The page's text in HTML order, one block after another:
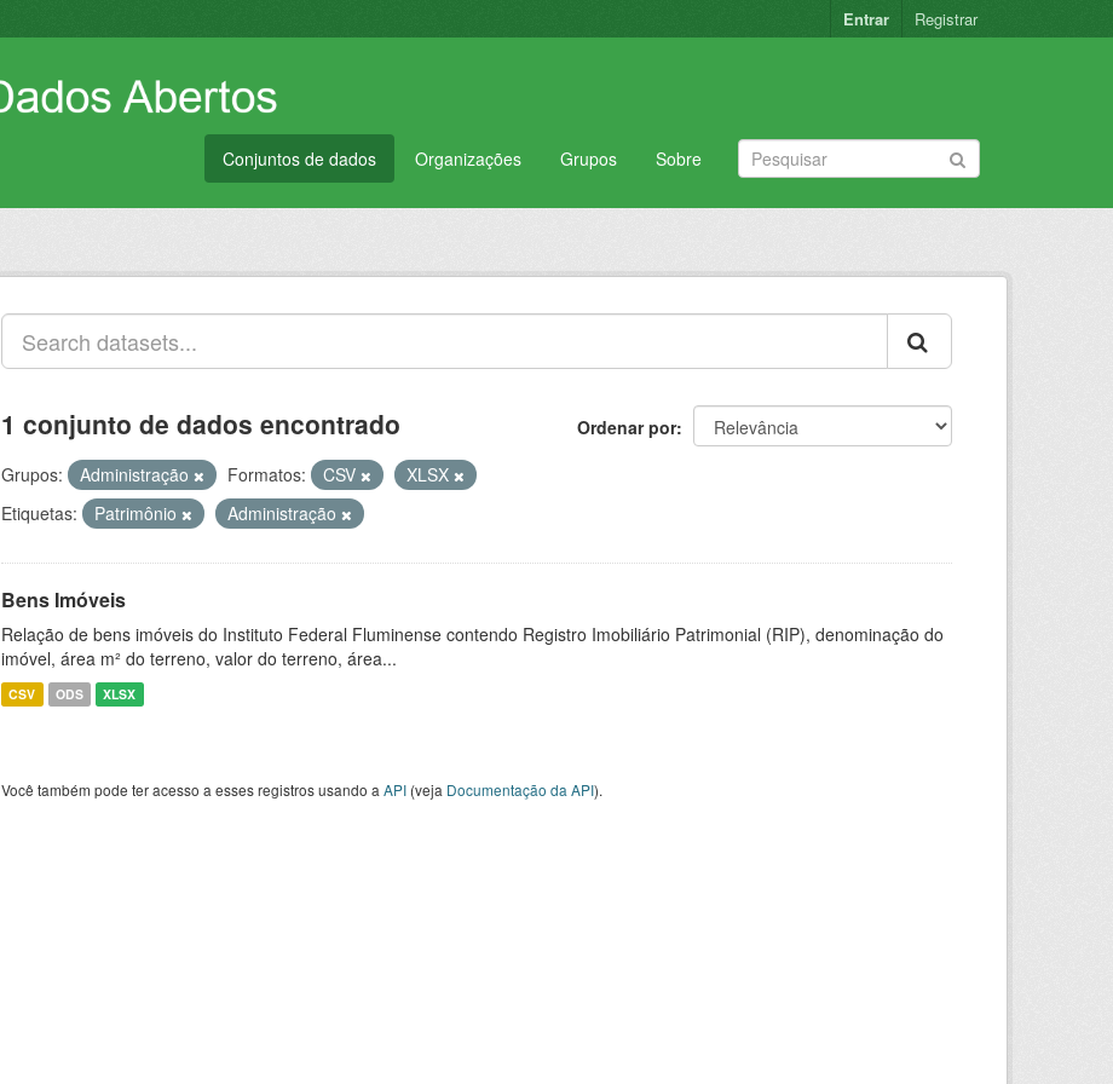
Entrar Registrar
Conjuntos de dados Organizações Grupos Sobre
Ordenar por
1 conjunto de dados encontrado
Grupos: Administração Formatos: CSV
XLSX
Etiquetas:
Patrimônio Administração
Bens Imóveis
Relação de bens imóveis do Instituto Federal Fluminense contendo Registro Imobiliário Patrimonial (RIP), denominação do
imóvel, área m² do terreno, valor do terreno, área...
CSV ODS XLSX
Você também pode ter acesso a esses registros usando a API (veja Documentação da API).